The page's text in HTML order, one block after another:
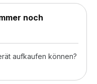
noch
aufkaufen können?